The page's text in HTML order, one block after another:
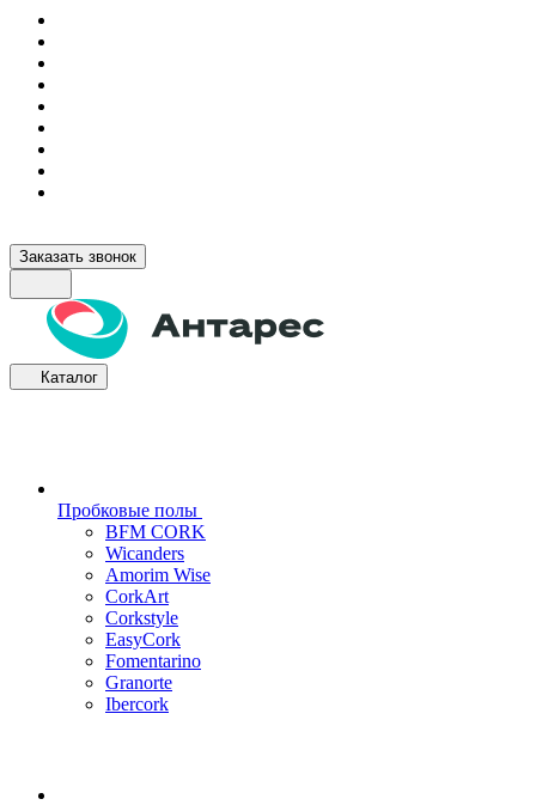
Заказать звонок
Каталог
Пробковые полы
BFM CORK
Wicanders
Amorim Wise
CorkArt
Corkstyle
EasyCork
Fomentarino
Granorte
Ibercork